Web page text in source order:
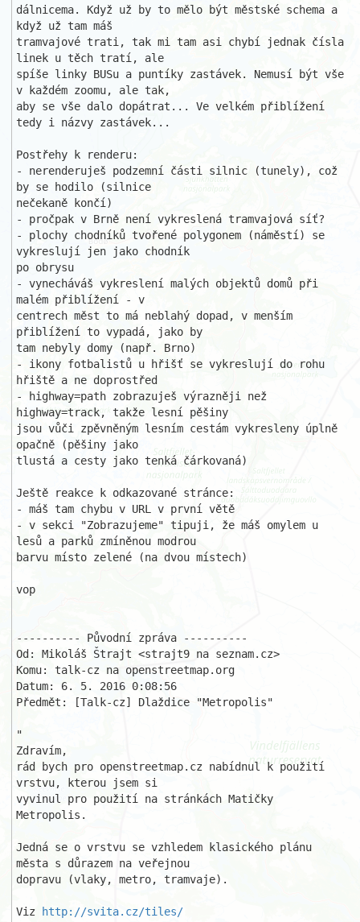
dálnicema. Když už by to mělo být městské schema a
když už tam máš
tramvajové trati, tak mi tam asi chybí jednak čísla
linek u těch tratí, ale
spíše linky BUSu a puntíky zastávek. Nemusí být vše
v každém zoomu, ale tak,
aby se vše dalo dopátrat... Ve velkém přiblížení
tedy i názvy zastávek...
Postřehy k renderu:
- nerenderuješ podzemní části silnic (tunely), což
by se hodilo (silnice
nečekaně končí)
- pročpak v Brně není vykreslená tramvajová síť?
- plochy chodníků tvořené polygonem (náměstí) se
vykreslují jen jako chodník
po obrysu
- vynecháváš vykreslení malých objektů domů při
malém přiblížení - v
centrech měst to má neblahý dopad, v menším
přiblížení to vypadá, jako by
tam nebyly domy (např. Brno)
- ikony fotbalistů u hřišť se vykreslují do rohu
hřiště a ne doprostřed
- highway=path zobrazuješ výrazněji než
highway=track, takže lesní pěšiny
jsou vůči zpěvněným lesním cestám vykresleny úplně
opačně (pěšiny jako
tlustá a cesty jako tenká čárkovaná)
Ještě reakce k odkazované stránce:
- máš tam chybu v URL v první větě
- v sekci "Zobrazujeme" tipuji, že máš omylem u
lesů a parků zmíněnou modrou
barvu místo zelené (na dvou místech)
vop
---------- Původní zpráva ----------
Od: Mikoláš Štrajt <strajt9 na seznam.cz>
Komu: talk-cz na openstreetmap.org
Datum: 6. 5. 2016 0:08:56
Předmět: [Talk-cz] Dlaždice "Metropolis"
"
Zdravím,
rád bych pro openstreetmap.cz nabídnul k použití
vrstvu, kterou jsem si
vyvinul pro použití na stránkách Matičky
Metropolis.
Jedná se o vrstvu se vzhledem klasického plánu
města s důrazem na veřejnou
dopravu (vlaky, metro, tramvaje).
Viz http://svita.cz/tiles/